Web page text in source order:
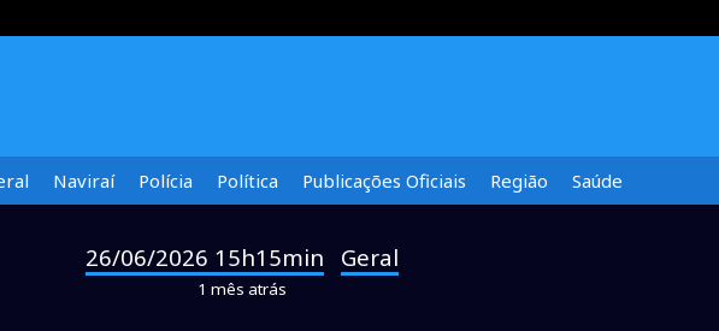
Naviraí Polícia Política Publicações Oficiais Região Saúde
26/06/2026 15h15min Geral
1 mês atrás